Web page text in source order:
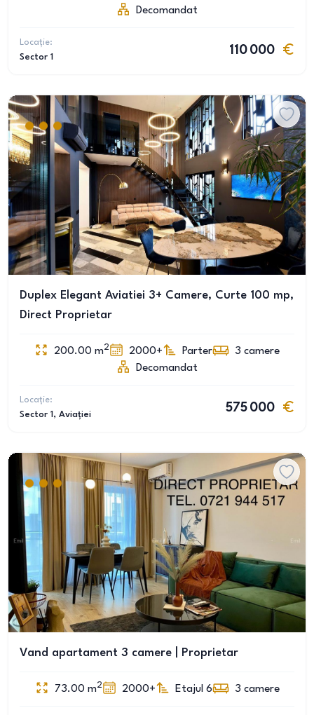
Decomandat
Locație:
Sector 1
110 000
Duplex Elegant Aviatiei 3+ Camere, Curte 100 mp,
Direct Proprietar
200.00 m2 2000+ Parter 3 camere
Decomandat
Locație:
Sector 1 , Aviației
575 000
Vand apartament 3 camere | Proprietar
73.00 m2 2000+ Etajul 6 3 camere